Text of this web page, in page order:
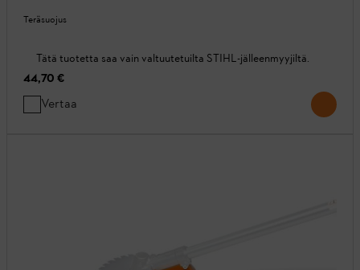
Teräsuojus
Tätä tuotetta saa vain valtuutetuilta STIHL-jälleenmyyjiltä.
44,70 €
Vertaa